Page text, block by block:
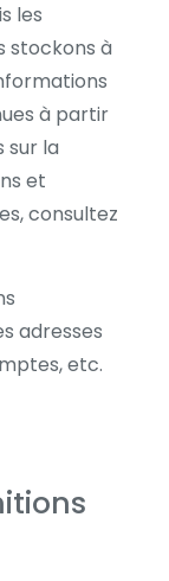
les
stockons à
à partir
sur la
et
consultez
adresses
etc.